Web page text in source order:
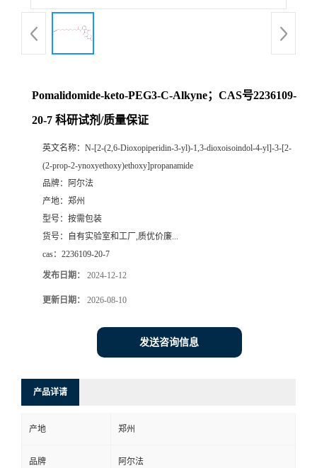
厅
言
Pomalidomide-keto-PEG3-C-Alkyne；CAS号2236109-
20-7 科研试剂/质量保证
英文名称： N-[2-(2,6-Dioxopiperidin-3-yl)-1,3-dioxoisoindol-4-yl]-3-[2-
(2-prop-2-ynoxyethoxy)ethoxy]propanamide
品牌：
阿尔法
产地： 郑州
型号： 按需包装
货号：
自有实验室和工厂,质优价廉...
cas： 2236109-20-7
发布日期： 2024-12-12
更新日期： 2026-08-10
发送咨询信息
产品详请
产地 郑州
品牌 阿尔法